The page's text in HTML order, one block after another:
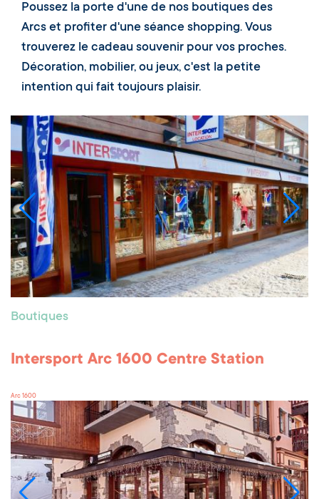
Poussez la porte d'une de nos boutiques des
Arcs et profiter d'une séance shopping. Vous
trouverez le cadeau souvenir pour vos proches.
Décoration, mobilier, ou jeux, c'est la petite
intention qui fait toujours plaisir.
Boutiques
Intersport Arc 1600 Centre Station
Arc 1600